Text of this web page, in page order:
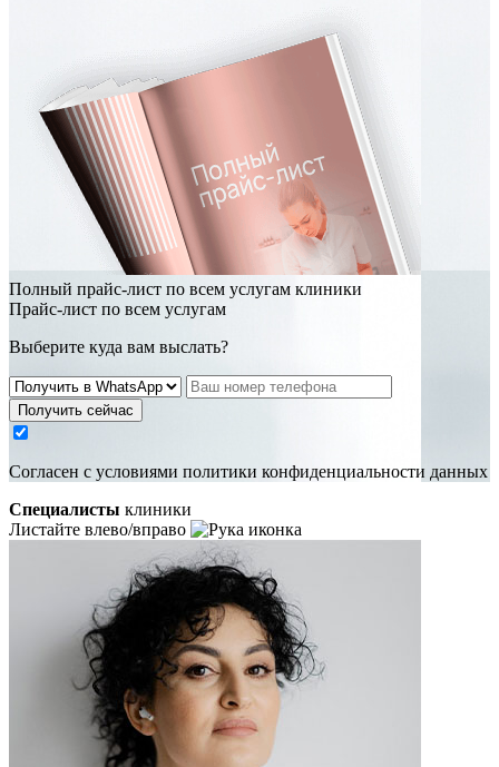
Полный прайс-лист по всем услугам клиники
Прайс-лист по всем услугам
Выберите куда вам выслать?
Получить сейчас
Cогласен с условиями политики конфиденциальности данных
Специалисты клиники
Листайте влево/вправо